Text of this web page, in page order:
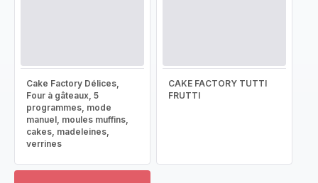
Cake Factory Délices,
Four à gâteaux, 5
programmes, mode
manuel, moules muffins,
cakes, madeleines,
verrines
CAKE FACTORY TUTTI
FRUTTI